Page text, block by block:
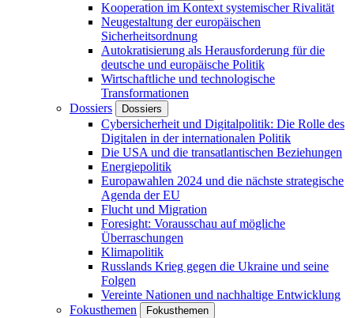
Kooperation im Kontext systemischer Rivalität
Neugestaltung der europäischen
Sicherheitsordnung
Autokratisierung als Herausforderung für die
deutsche und europäische Politik
Wirtschaftliche und technologische
Transformationen
Dossiers
Dossiers
Cybersicherheit und Digitalpolitik: Die Rolle des
Digitalen in der internationalen Politik
Die USA und die transatlantischen Beziehungen
Energiepolitik
Europawahlen 2024 und die nächste strategische
Agenda der EU
Flucht und Migration
Foresight: Vorausschau auf mögliche
Überraschungen
Klimapolitik
Russlands Krieg gegen die Ukraine und seine
Folgen
Vereinte Nationen und nachhaltige Entwicklung
Fokusthemen
Fokusthemen